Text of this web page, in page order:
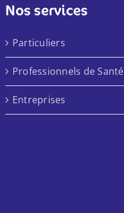
Nos services
Particuliers
Professionnels de Santé
Entreprises